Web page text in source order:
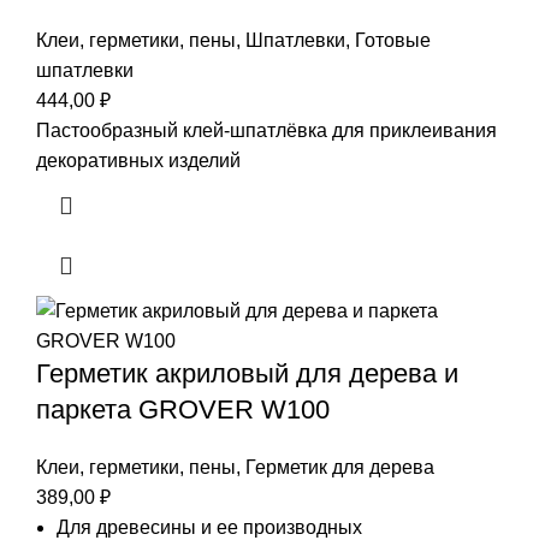
Клеи, герметики, пены, Шпатлевки, Готовые
шпатлевки
444,00 ₽
Пастообразный клей-шпатлёвка для приклеивания
декоративных изделий
Герметик акриловый для дерева и
паркета GROVER W100
Клеи, герметики, пены, Герметик для дерева
389,00 ₽
Для древесины и ее производных